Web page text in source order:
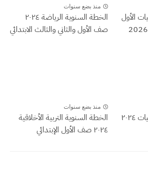
الأول
منذ بضع سنوات
الخطة السنوية الرياضة ٢٠٢٤
صف الأول والثاني والثالث الابتدائي
الخطة السنوية الرياضيات ٢٠٢٤
منذ بضع سنوات
الخطة السنوية التربية الأخلاقية
٢٠٢٤ صف الأول الإبتدائي